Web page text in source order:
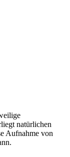
natürlichen
Aufnahme von